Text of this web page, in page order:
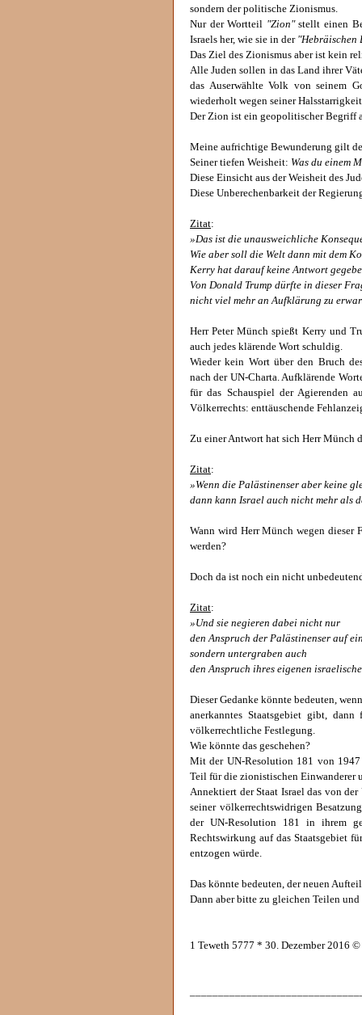
sondern der politische Zionismus.
Nur der Wortteil "Zion"stellt einen
Israels her, wie sie in der "Hebräischen
Das Ziel des Zionismus aber ist kein
Alle Juden sollen in das Land ihrer
das Auserwählte Volk von seinem
wiederholt wegen seiner
Der Zion ist ein geopolitischer Begriff
Meine aufrichtige Bewunderung gilt
Seiner tiefen Weisheit: Was du einem
Diese Einsicht aus der Weisheit des
Diese Unberechenbarkeit der
Zitat:
»Das ist die unausweichliche
Wie aber soll die Welt dann mit dem
Kerry hat darauf keine Antwort
Von Donald Trump dürfte in dieser
nicht viel mehr an Aufklärung zu
Herr Peter Münch spießt Kerry und
auch jedes klärende Wort schuldig.
Wieder kein Wort über den Bruch
nach der UN-Charta. Aufklärende
für das Schauspiel der Agierenden
Völkerrechts: enttäuschende
Zu einer Antwort hat sich Herr Münch
Zitat:
»Wenn die Palästinenser aber keine
dann kann Israel auch nicht mehr als
Wann wird Herr Münch wegen dieser
werden?
Doch da ist noch ein nicht
Zitat:
»Und sie negieren dabei nicht nur
den Anspruch der Palästinenser auf
sondern untergraben auch
den Anspruch ihres eigenen
Dieser Gedanke könnte bedeuten,
anerkanntes Staatsgebiet gibt,
völkerrechtliche Festlegung.
Wie könnte das geschehen?
Mit der UN-Resolution 181 von
Teil für die zionistischen Einwanderer
Annektiert der Staat Israel das von
seiner völkerrechtswidrigen
der UN-Resolution 181 in ihrem
Rechtswirkung auf das Staatsgebiet
entzogen würde.
Das könnte bedeuten, der neuen
Dann aber bitte zu gleichen Teilen
1 Teweth 5777 * 30. Dezember 2016